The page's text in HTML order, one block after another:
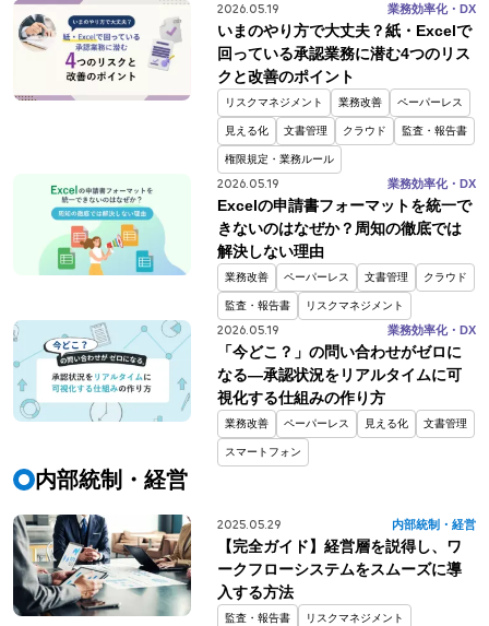
2026.05.19 業務効率化・DX
いまのやり方で大丈夫？紙・Excelで
回っている承認業務に潜む4つのリス
クと改善のポイント
リスクマネジメント 業務改善 ペーパーレス
見える化 文書管理 クラウド 監査・報告書
権限規定・業務ルール
2026.05.19 業務効率化・DX
Excelの申請書フォーマットを統一で
きないのはなぜか？ 周知の徹底では
解決しない理由
業務改善 ペーパーレス 文書管理 クラウド
監査・報告書 リスクマネジメント
2026.05.19 業務効率化・DX
「今どこ？」の問い合わせがゼロに
なる―承認状況をリアルタイムに可
視化する仕組みの作り方
業務改善 ペーパーレス 見える化 文書管理
スマートフォン
2025.05.29 内部統制・経営
【完全ガイド】経営層を説得し、ワ
ークフローシステムをスムーズに導
入する方法
監査・報告書 リスクマネジメント
内部統制・経営